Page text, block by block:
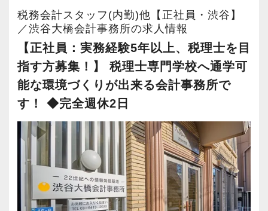
はじめての仕事には不安もあるかもしれません
が、当社は同じ目標をもったインターンの数も
多く心強いですよ。やる気のある方、ご応募お
待ちしています！
にどうなりたいか？」を必ずお聞きします。
たとえば希望年収があれば、その目標に向けて
どう仕事をすればいいのか具体的にお伝えしま
すので気軽に相談してください。
当社は積極的な人に惜しみなくチャンスを与え
るというスタイルで、経験年数を積めば自動的
にキャリアアップするという仕組みになっては
いません。
ですから、ステップアップしたい人は、遠慮な
く自分から手を挙げてください。
「挑戦」と「成長」を後押しする社風なので失
います。
◆ ブランクがあっても大丈夫！
久しぶりのお仕事でもご安心ください。一人で
放っておくことはありません。
先輩スタッフが実務を通して丁寧にサポートし
分からないことはその場で気軽に質問でき、困
ったときには所内みんなでフォローし合う風土
があります。
◆ 未経験から専門知識も身につきます！
税務会計スタッフ(内勤)他【正社員・渋谷】
／渋谷大橋会計事務所の求人情報
【正社員：実務経験5年以上、税理士を目
指す方募集！】 税理士専門学校へ通学可
能な環境づくりが出来る会計事務所で
す！ ◆完全週休2日